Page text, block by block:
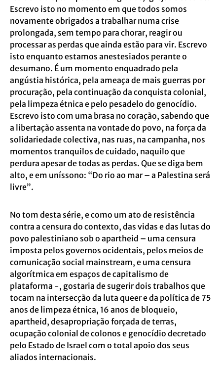
Escrevo isto no momento em que todos somos
novamente obrigados a trabalhar numa crise
prolongada, sem tempo para chorar, reagir ou
processar as perdas que ainda estão para vir. Escrevo
isto enquanto estamos anestesiados perante o
desumano. É um momento enquadrado pela
angústia histórica, pela ameaça de mais guerras por
procuração, pela continuação da conquista colonial,
pela limpeza étnica e pelo pesadelo do genocídio.
Escrevo isto com uma brasa no coração, sabendo que
a libertação assenta na vontade do povo, na força da
solidariedade colectiva, nas ruas, na campanha, nos
momentos tranquilos de cuidado, naquilo que
perdura apesar de todas as perdas. Que se diga bem
alto, e em uníssono: “Do rio ao mar – a Palestina será
livre”.
No tom desta série, e como um ato de resistência
contra a censura do contexto, das vidas e das lutas do
povo palestiniano sob o apartheid – uma censura
imposta pelos governos ocidentais, pelos meios de
comunicação social mainstream, e uma censura
algorítmica em espaços de capitalismo de
plataforma -, gostaria de sugerir dois trabalhos que
tocam na intersecção da luta queer e da política de 75
anos de limpeza étnica, 16 anos de bloqueio,
apartheid, desapropriação forçada de terras,
ocupação colonial de colonos e genocídio decretado
pelo Estado de Israel com o total apoio dos seus
aliados internacionais.